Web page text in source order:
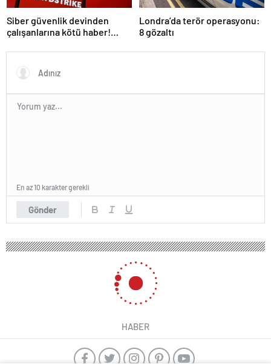
Siber güvenlik devinden
çalışanlarına kötü haber!
Londra’da terör operasyonu:
8 gözaltı
Gönder
En az 10 karakter gerekli
HABER